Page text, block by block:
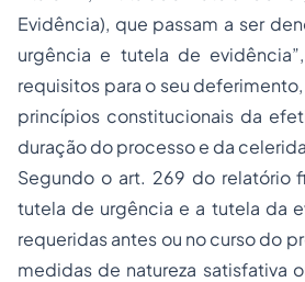
Evidência), que passam a ser
urgência e tutela de
requisitos para o seu
princípios constitucionais da
duração do processo e da
Segundo o art. 269 do relatório
tutela de urgência e a tutela da
requeridas antes ou no curso do
medidas de natureza satisfativa